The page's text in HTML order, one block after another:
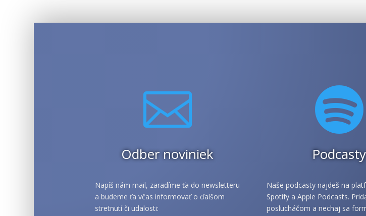

Odber noviniek
Napíš nám mail, zaradíme ťa do newsletteru
a budeme ťa včas informovať o ďalšom
stretnutí či udalosti:

Podcasty
Naše podcasty najdeš na
Spotify a Apple Podcasts.
poslucháčom a nechaj sa